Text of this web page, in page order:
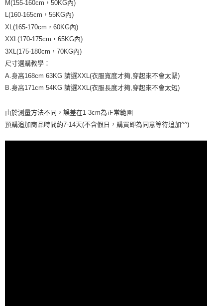
時審查核予不同之上限額度；若仍有額度不足之情形，本公司將視審查結果
請求用戶進行身份認證。
恩沛科技股份有限公司將有權停止該用戶之使用額度並採取法律行動。
M(155-160cm，50KG內)
L(160-165cm，55KG內)
XL(165-170cm，60KG內)
XXL(170-175cm，65KG內)
3XL(175-180cm，70KG內)
尺寸選購教學：
A.身高168cm 63KG 請選XXL(衣服寬度才夠,穿起來不會太緊)
B.身高171cm 54KG 請選XXL(衣服長度才夠,穿起來不會太短)
由於測量方法不同，誤差在1-3cm為正常範圍
預購追加商品時間約7-14天(不含假日，購買即為同意等待追加^^)